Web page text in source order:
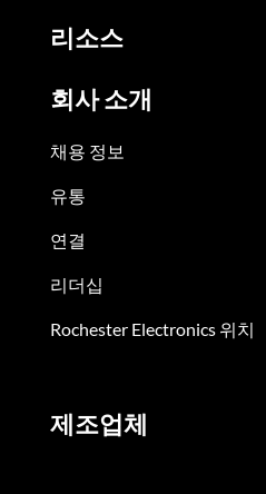
리소스
회사 소개
채용 정보
유통
연결
리더십
Rochester Electronics 위치
제조업체